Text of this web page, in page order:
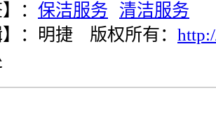
保洁公司的保洁服务值得推荐？首选明捷清洁
势下保洁服务行业面临着怎样的风险危机？
： 保洁服务
清洁服务
： 明捷 版权所有：